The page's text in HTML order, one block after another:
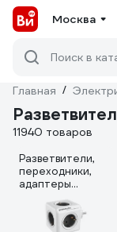
Москва
Поиск в
Главная /
11940 товаров
Разветвители,
переходники,
адаптеры